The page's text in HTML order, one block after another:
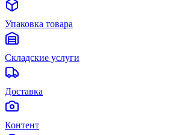
Упаковка товара
Складские услуги
Доставка
Контент